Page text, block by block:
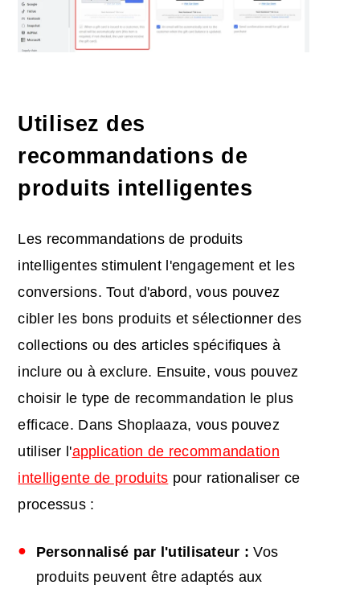
Utilisez des
recommandations de
produits intelligentes
Les recommandations de produits
intelligentes stimulent l'engagement et les
conversions. Tout d'abord, vous pouvez
cibler les bons produits et sélectionner des
collections ou des articles spécifiques à
inclure ou à exclure. Ensuite, vous pouvez
choisir le type de recommandation le plus
efficace. Dans Shoplaaza, vous pouvez
utiliser l'application de recommandation
intelligente de produits pour rationaliser ce
processus :
Personnalisé par l'utilisateur :Vos
produits peuvent être adaptés aux